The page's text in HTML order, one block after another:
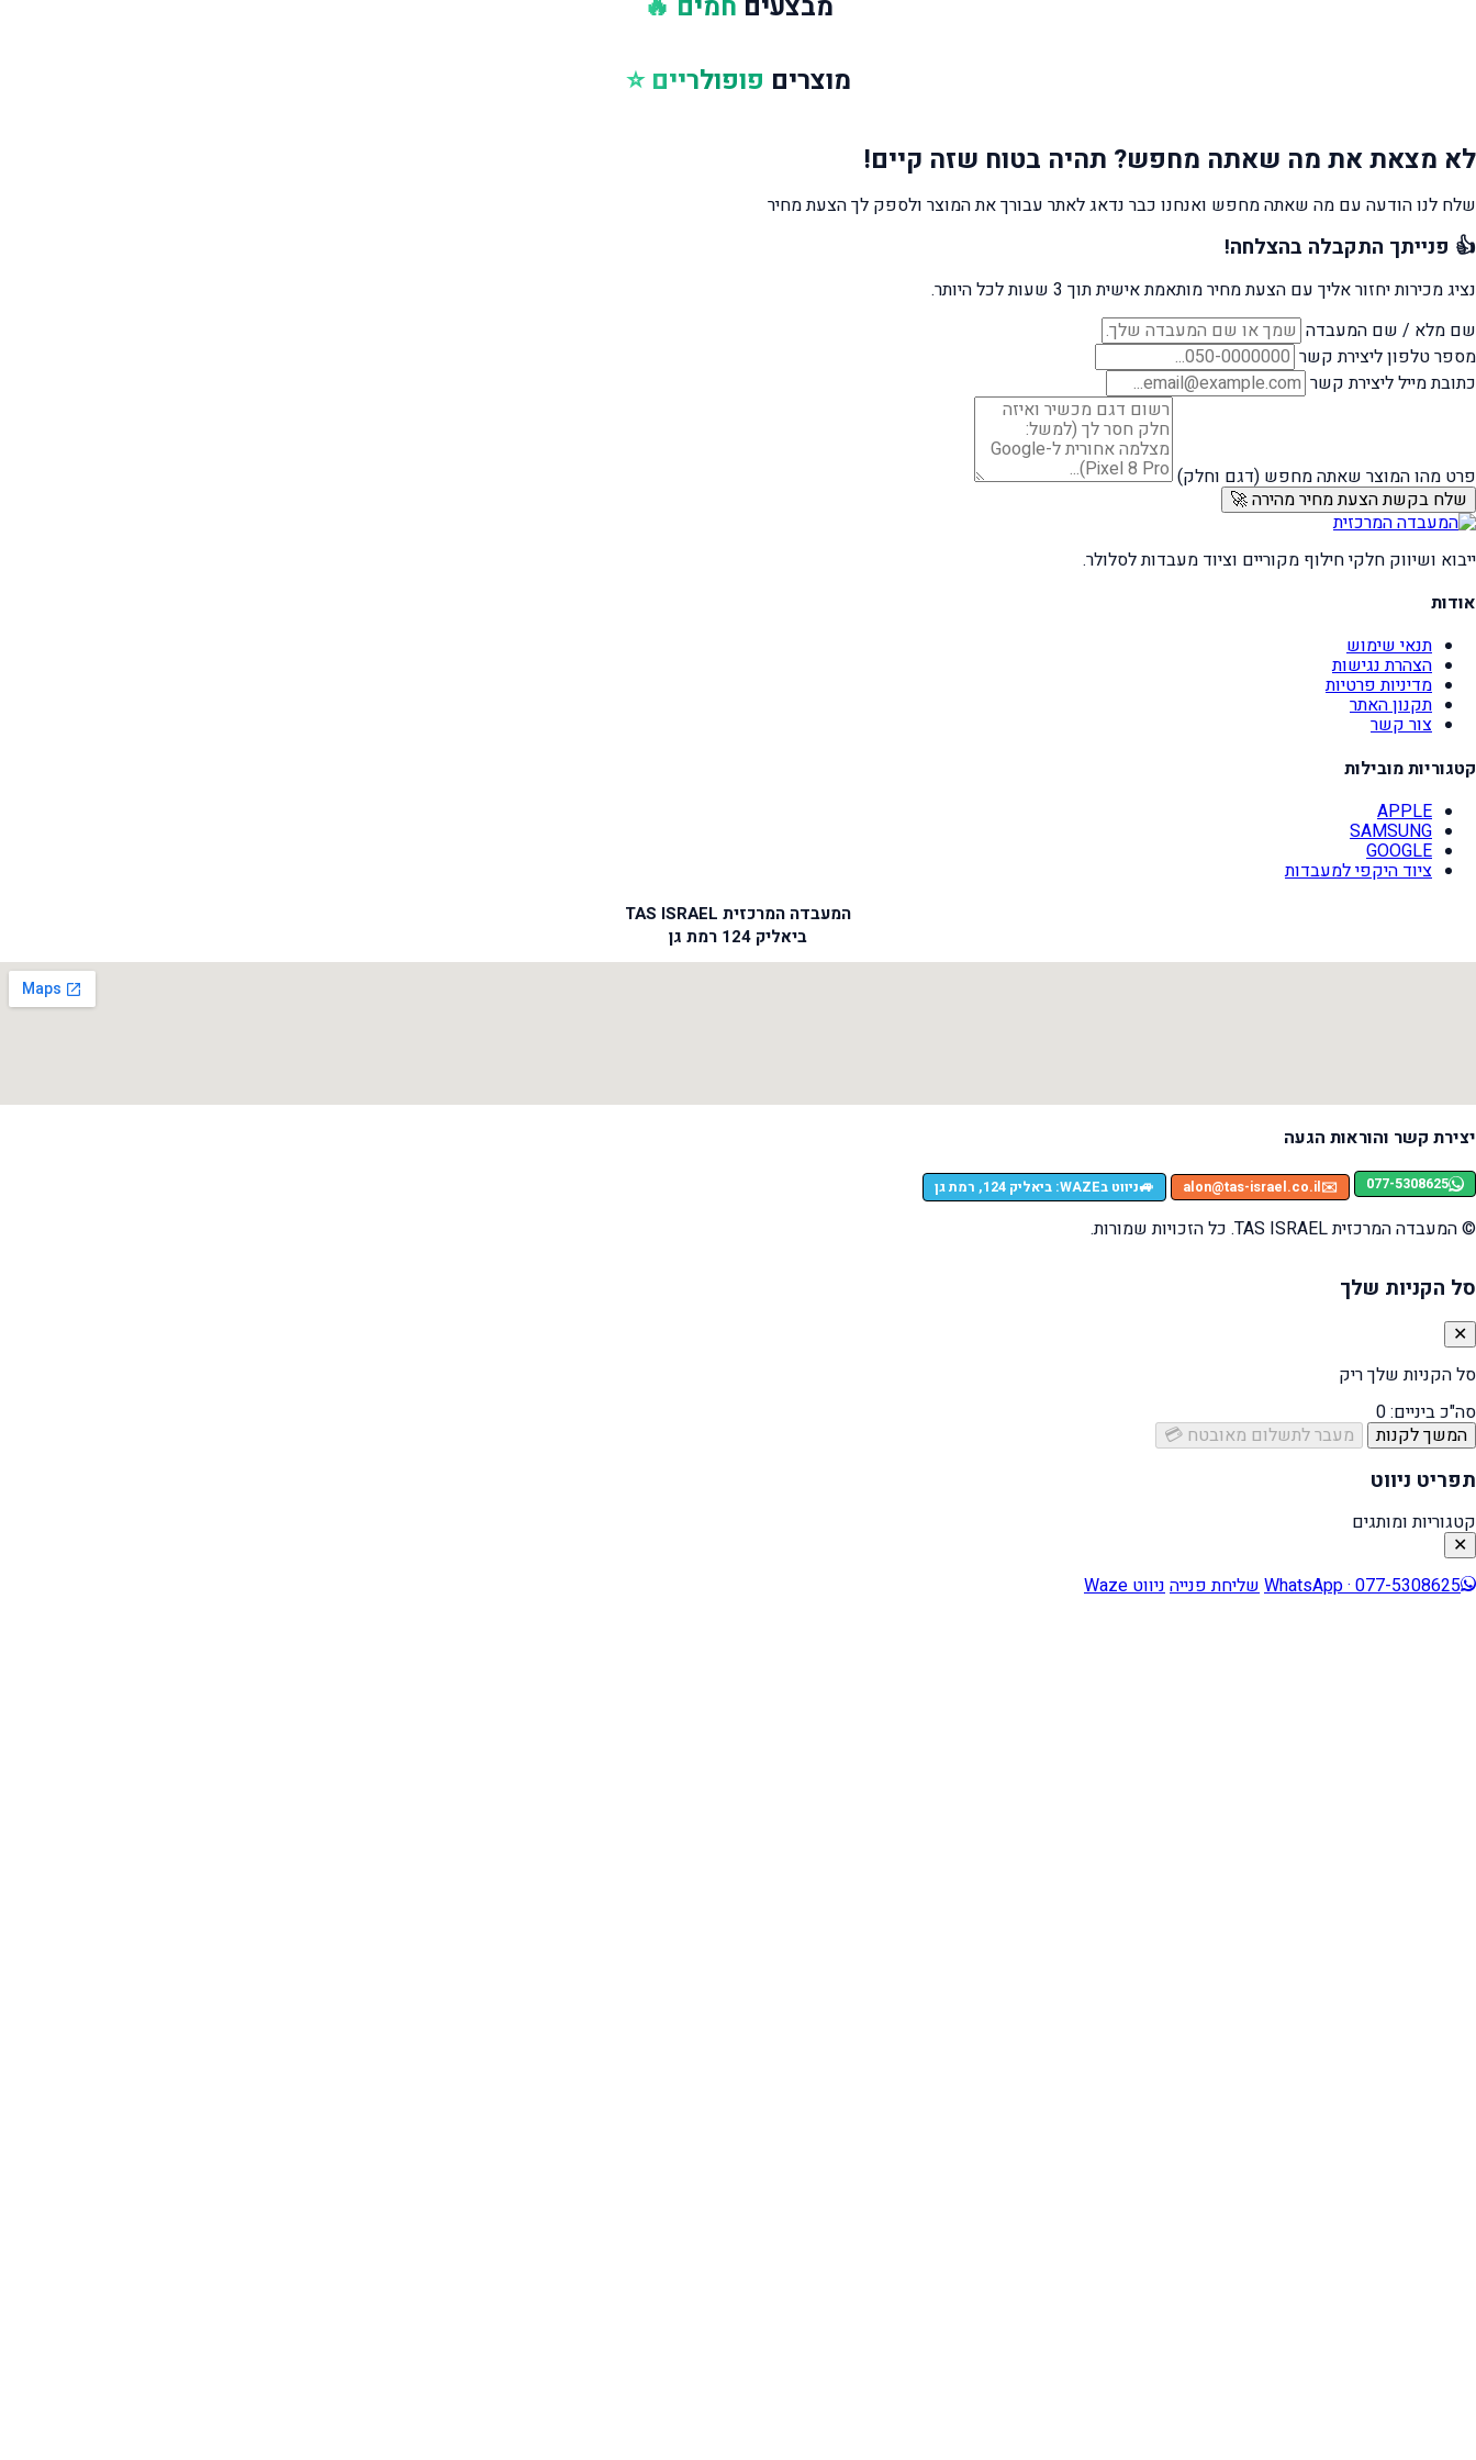
מוצרים פופולריים ⭐
לא מצאת את מה שאתה מחפש? תהיה בטוח שזה קיים!
שלח לנו הודעה עם מה שאתה מחפש ואנחנו כבר נדאג לאתר עבורך את המוצר ולספק לך הצעת מחיר
👍 פנייתך התקבלה בהצלחה!
נציג מכירות יחזור אליך עם הצעת מחיר מותאמת אישית תוך 3 שעות לכל היותר.
שם מלא / שם המעבדה
מספר טלפון ליצירת קשר
כתובת מייל ליצירת קשר
פרט מהו המוצר שאתה מחפש (דגם וחלק)
שלח בקשת הצעת מחיר מהירה 🚀
ייבוא ושיווק חלקי חילוף מקוריים וציוד מעבדות לסלולר.
אודות
תנאי שימוש
הצהרת נגישות
מדיניות פרטיות
תקנון האתר
צור קשר
קטגוריות מובילות
APPLE
SAMSUNG
GOOGLE
ציוד היקפי למעבדות
המעבדה המרכזית TAS ISRAEL
ביאליק 124 רמת גן
יצירת קשר והוראות הגעה
077-5308625
✉️
alon@tas-israel.co.il
🚙ניווט בWAZE: ביאליק 124, רמת גן
© המעבדה המרכזית TAS ISRAEL. כל הזכויות שמורות.
סל הקניות שלך
✕
סל הקניות שלך ריק
סה"כ ביניים:0
המשך לקנות
מעבר לתשלום מאובטח 💳
תפריט ניווט
קטגוריות ומותגים
✕
WhatsApp · 077-5308625שליחת פנייהניווט Waze